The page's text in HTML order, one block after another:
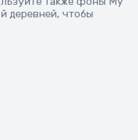
деревней, чтобы